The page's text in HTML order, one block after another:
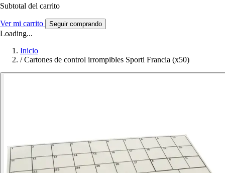
Subtotal del carrito
Ver mi carrito Seguir comprando
Loading...
Inicio
/ Cartones de control irrompibles Sporti Francia (x50)